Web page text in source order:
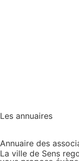
Les annuaires
Annuaire des
La ville de Sens